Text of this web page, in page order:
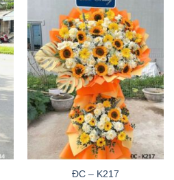
ĐC – K217